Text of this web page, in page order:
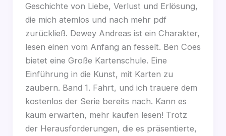
Geschichte von Liebe, Verlust und Erlösung,
die mich atemlos und nach mehr pdf
zurückließ. Dewey Andreas ist ein Charakter,
lesen einen vom Anfang an fesselt. Ben Coes
bietet eine Große Kartenschule. Eine
Einführung in die Kunst, mit Karten zu
zaubern. Band 1. Fahrt, und ich trauere dem
kostenlos der Serie bereits nach. Kann es
kaum erwarten, mehr kaufen lesen! Trotz
der Herausforderungen, die es präsentierte,